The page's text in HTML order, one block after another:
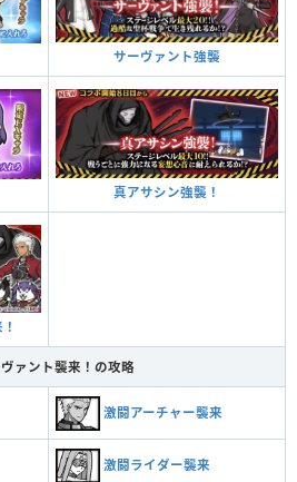
サーヴァント強襲
真アサシン強襲！
ァント襲来！の攻略
激闘アーチャー襲来
激闘ライダー襲来